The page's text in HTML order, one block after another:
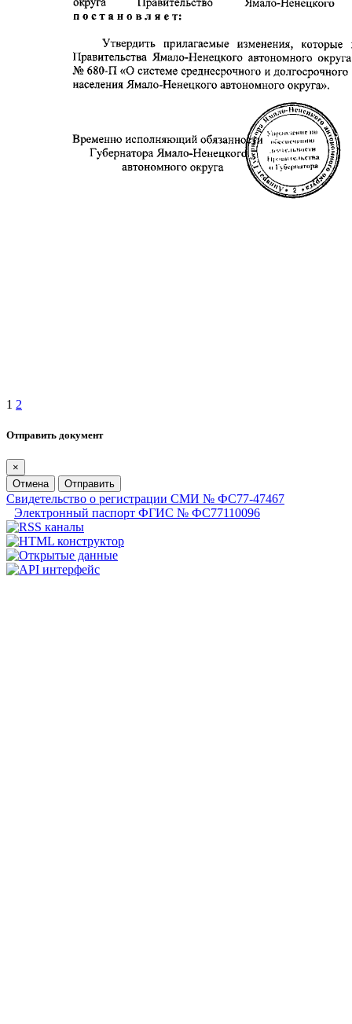
1 2
Отправить документ
×
Отмена
Отправить
Свидетельство о регистрации СМИ № ФС77-47467
Электронный паспорт ФГИС № ФС77110096